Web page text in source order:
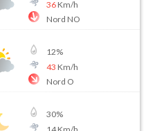
36Km/h
Nord NO
12%
43 Km/h
Nord O
30%